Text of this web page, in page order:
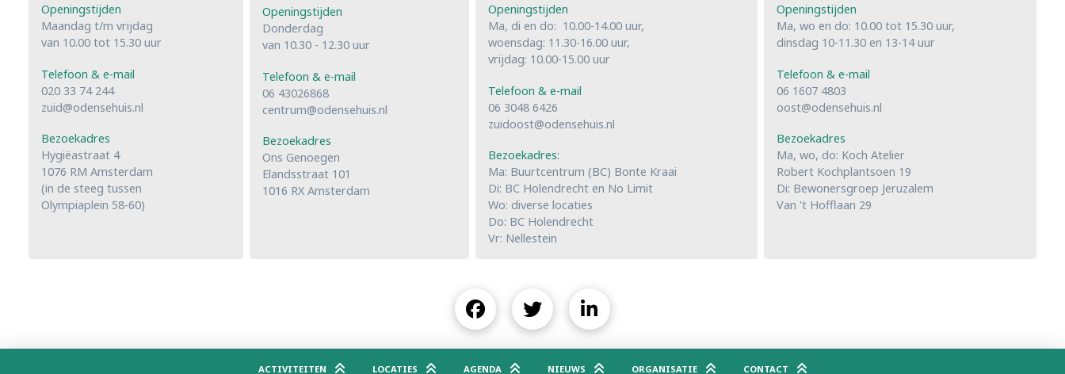
Openingstijden
Maandag t/m vrijdag
van 10.00 tot 15.30 uur
Telefoon & e-mail
020 33 74 244
zuid@odensehuis.nl
Bezoekadres
Hygiëastraat 4
1076 RM Amsterdam
(in de steeg tussen
Olympiaplein 58-60)
Openingstijden
Donderdag
van 10.30 - 12.30 uur
Telefoon & e-mail
06 43026868
centrum@odensehuis.nl
Bezoekadres
Ons Genoegen
Elandsstraat 101
1016 RX Amsterdam
Openingstijden
Ma, di en do: 10.00-14.00 uur,
woensdag: 11.30-16.00 uur,
vrijdag: 10.00-15.00 uur
Telefoon & e-mail
06 3048 6426
zuidoost@odensehuis.nl
Bezoekadres:
Ma: Buurtcentrum (BC) Bonte Kraai
Di: BC Holendrecht en No Limit
Wo: diverse locaties
Do: BC Holendrecht
Vr: Nellestein
Openingstijden
Ma, wo en do: 10.00 tot 15.30 uur,
dinsdag 10-11.30 en 13-14 uur
Telefoon & e-mail
06 1607 4803
oost@odensehuis.nl
Bezoekadres
Ma, wo, do: Koch Atelier
Robert Kochplantsoen 19
Di: Bewonersgroep Jeruzalem
Van 't Hofflaan 29
ACTIVITEITEN LOCATIES AGENDA NIEUWS ORGANISATIE CONTACT